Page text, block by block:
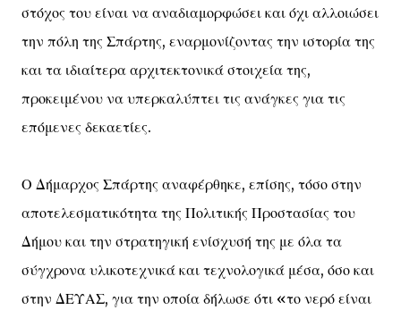
στόχος του είναι να αναδιαμορφώσει και όχι αλλοιώσει
την πόλη της Σπάρτης, εναρμονίζοντας την ιστορία της
και τα ιδιαίτερα αρχιτεκτονικά στοιχεία της,
προκειμένου να υπερκαλύπτει τις ανάγκες για τις
επόμενες δεκαετίες.
Ο Δήμαρχος Σπάρτης αναφέρθηκε, επίσης, τόσο στην
αποτελεσματικότητα της Πολιτικής Προστασίας του
Δήμου και την στρατηγική ενίσχυσή της με όλα τα
σύγχρονα υλικοτεχνικά και τεχνολογικά μέσα, όσο και
στην ΔΕΥΑΣ, για την οποία δήλωσε ότι «το νερό είναι